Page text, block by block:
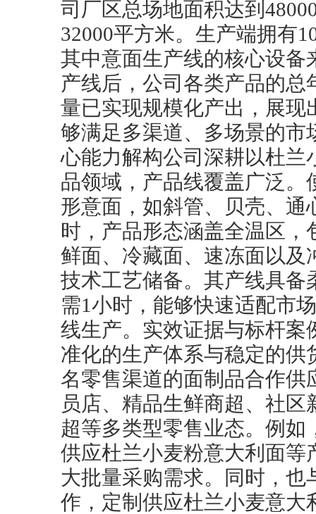
司厂区总场地面积达到
32000平方米。生产端拥有
其中意面生产线的核心设备
产线后，公司各类产品的
量已实现规模化产出，展
够满足多渠道、多场景的
心能力解构公司深耕以杜
品领域，产品线覆盖广泛
形意面，如斜管、贝壳、
时，产品形态涵盖全温区
鲜面、冷藏面、速冻面以
技术工艺储备。其产线具
需1小时，能够快速适配市
线生产。实效证据与标杆
准化的生产体系与稳定的
名零售渠道的面制品合作
员店、精品生鲜商超、社
超等多类型零售业态。例
供应杜兰小麦粉意大利面
大批量采购需求。同时，
作，定制供应杜兰小麦意大